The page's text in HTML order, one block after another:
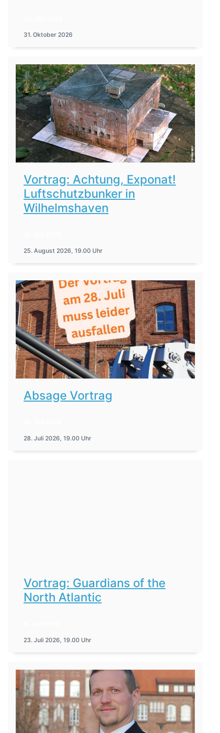
31. Oktober 2026
Vortrag: Achtung, Exponat!
Luftschutzbunker in
Wilhelmshaven
25. August 2026, 19.00 Uhr
Absage Vortrag
28. Juli 2026, 19.00 Uhr
Vortrag: Guardians of the
North Atlantic
23. Juli 2026, 19.00 Uhr